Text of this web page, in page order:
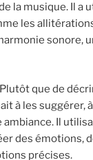
la musique. Il a
les
sonore,
que de
à les suggérer,
ambiance. Il
des émotions,
précises.